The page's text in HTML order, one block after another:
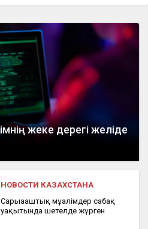
теңге өтемақы талап етті
жеке дерегі желіде
НОВОСТИ КАЗАХСТАНА
Сарыағаштық мұғалімдер сабақ
уақытында шетелде жүрген